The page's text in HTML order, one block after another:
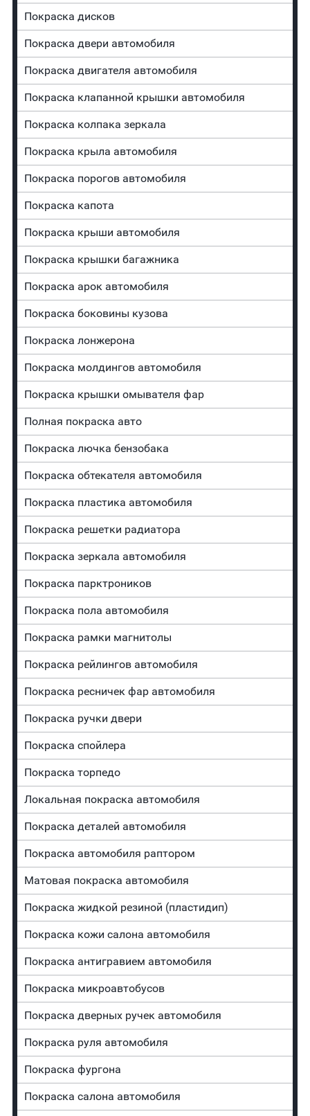
Покраска дисков
Покраска двери автомобиля
Покраска двигателя автомобиля
Покраска клапанной крышки автомобиля
Покраска колпака зеркала
Покраска крыла автомобиля
Покраска порогов автомобиля
Покраска капота
Покраска крыши автомобиля
Покраска крышки багажника
Покраска арок автомобиля
Покраска боковины кузова
Покраска лонжерона
Покраска молдингов автомобиля
Покраска крышки омывателя фар
Полная покраска авто
Покраска лючка бензобака
Покраска обтекателя автомобиля
Покраска пластика автомобиля
Покраска решетки радиатора
Покраска зеркала автомобиля
Покраска парктроников
Покраска пола автомобиля
Покраска рамки магнитолы
Покраска рейлингов автомобиля
Покраска ресничек фар автомобиля
Покраска ручки двери
Покраска спойлера
Покраска торпедо
Локальная покраска автомобиля
Покраска деталей автомобиля
Покраска автомобиля раптором
Матовая покраска автомобиля
Покраска жидкой резиной (пластидип)
Покраска кожи салона автомобиля
Покраска антигравием автомобиля
Покраска микроавтобусов
Покраска дверных ручек автомобиля
Покраска руля автомобиля
Покраска фургона
Покраска салона автомобиля